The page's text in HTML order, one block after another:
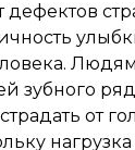
дефектов
зубного
от
нагрузка